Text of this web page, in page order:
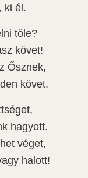
ki él.
tőle?
követ!
Ősznek,
követ.
hagyott.
véget,
halott!